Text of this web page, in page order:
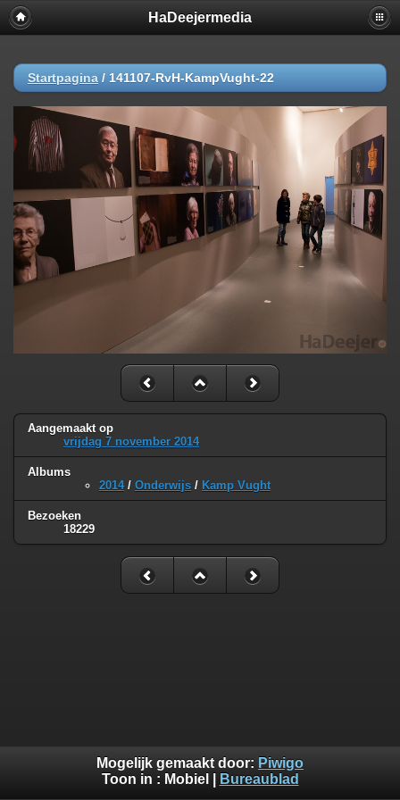
HaDeejermedia
Startpagina / 141107-RvH-KampVught-22
Aangemaakt op
vrijdag 7 november 2014
Albums
2014/ Onderwijs / Kamp Vught
Bezoeken
18229
Mogelijk gemaakt door: Piwigo
Toon in : Mobiel Bureaublad